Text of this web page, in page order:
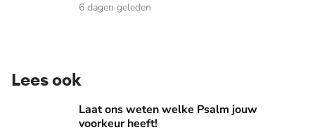
6 dagen geleden
Lees ook
Laat ons weten welke Psalm jouw voorkeur heeft!
Laat ons weten welke Psalm jouw
voorkeur heeft!